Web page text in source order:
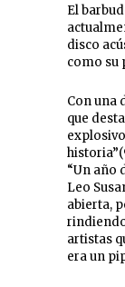
El
disco
como su
Con una
que
“Un año
Leo
abierta,
artistas
era un